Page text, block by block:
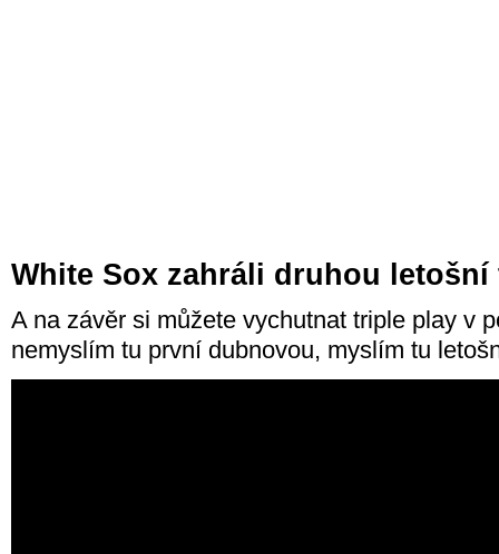
White Sox zahráli druhou
A na závěr si můžete vychutnat triple play v
nemyslím tu první dubnovou, myslím tu